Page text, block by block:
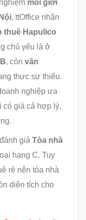
môi giới
, ttOffice nhận
thuê Hapulico
chủ yếu là ở
, còn văn
thực sự thiếu.
nghiệp ưa
có giá cả hợp lý,
giá Tòa nhà
hạng C. Tuy
rẻ nên tòa nhà
diện tích cho